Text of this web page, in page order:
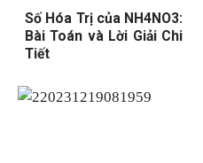
Số Hóa Trị của NH4NO3:
Bài Toán và Lời Giải Chi
Tiết